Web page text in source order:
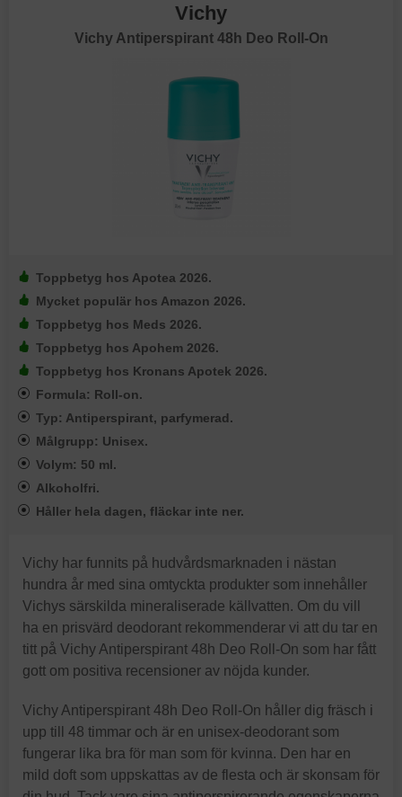
Vichy
Vichy Antiperspirant 48h Deo Roll-On
Toppbetyg hos Apotea 2026.
Mycket populär hos Amazon 2026.
Toppbetyg hos Meds 2026.
Toppbetyg hos Apohem 2026.
Toppbetyg hos Kronans Apotek 2026.
Formula: Roll-on.
Typ: Antiperspirant, parfymerad.
Målgrupp: Unisex.
Volym: 50 ml.
Alkoholfri.
Håller hela dagen, fläckar inte ner.
Vichy har funnits på hudvårdsmarknaden i nästan
hundra år med sina omtyckta produkter som innehåller
Vichys särskilda mineraliserade källvatten. Om du vill
ha en prisvärd deodorant rekommenderar vi att du tar en
titt på Vichy Antiperspirant 48h Deo Roll-On som har fått
gott om positiva recensioner av nöjda kunder.
Vichy Antiperspirant 48h Deo Roll-On håller dig fräsch i
upp till 48 timmar och är en unisex-deodorant som
fungerar lika bra för man som för kvinna. Den har en
mild doft som uppskattas av de flesta och är skonsam för